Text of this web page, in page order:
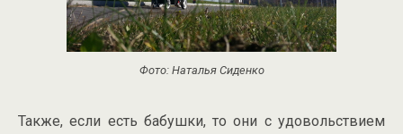
Фото: Наталья Сиденко
Также, если есть бабушки, то они с удовольствием